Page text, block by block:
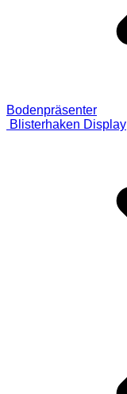
Bodenpräsenter
Blisterhaken Display